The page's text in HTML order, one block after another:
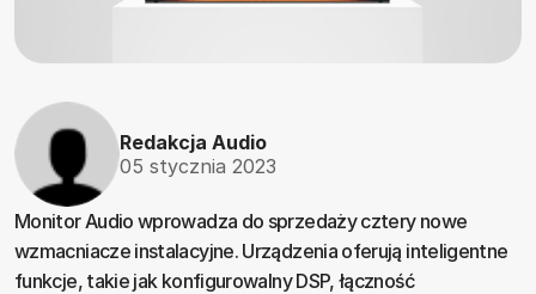
Redakcja Audio
05 stycznia 2023
Monitor Audio wprowadza do sprzedaży cztery nowe
wzmacniacze instalacyjne. Urządzenia oferują inteligentne
funkcje, takie jak konfigurowalny DSP, łączność